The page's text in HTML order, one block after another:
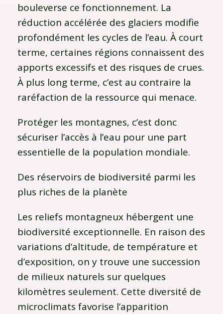
bouleverse ce fonctionnement. La
réduction accélérée des glaciers modifie
profondément les cycles de l’eau. À court
terme, certaines régions connaissent des
apports excessifs et des risques de crues.
À plus long terme, c’est au contraire la
raréfaction de la ressource qui menace.
Protéger les montagnes, c’est donc
sécuriser l’accès à l’eau pour une part
essentielle de la population mondiale.
Des réservoirs de biodiversité parmi les
plus riches de la planète
Les reliefs montagneux hébergent une
biodiversité exceptionnelle. En raison des
variations d’altitude, de température et
d’exposition, on y trouve une succession
de milieux naturels sur quelques
kilomètres seulement. Cette diversité de
microclimats favorise l’apparition